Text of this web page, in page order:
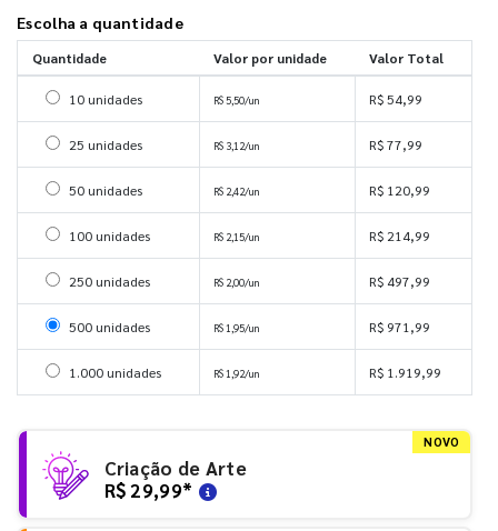
Escolha a quantidade
Quantidade Valor por unidade Valor Total
Selecionar 10 unidades
10 unidades R$ 5,50/un R$ 54,99
Selecionar 25 unidades
25 unidades R$ 3,12/un R$ 77,99
Selecionar 50 unidades
50 unidades R$ 2,42/un R$ 120,99
Selecionar 100 unidades
100 unidades R$ 2,15/un R$ 214,99
Selecionar 250 unidades
250 unidades R$ 2,00/un R$ 497,99
Selecionar 500 unidades
500 unidades R$ 1,95/un R$ 971,99
Selecionar 1000 unidades
1.000 unidades R$ 1,92/un R$ 1.919,99
NOVO
Criação de Arte
R$ 29,99*